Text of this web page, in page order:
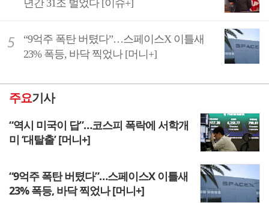
년간 31조 벌었다 [이슈+]
“9억주 폭탄 버텼다”…스페이스X 이틀새
23% 폭등, 바닥 찍었나 [머니+]
주요기사
“역시 미국이 답”…코스피 폭락에 서학개
미 ‘대탈출’ [머니+]
“9억주 폭탄 버텼다”…스페이스X 이틀새
23% 폭등, 바닥 찍었나 [머니+]